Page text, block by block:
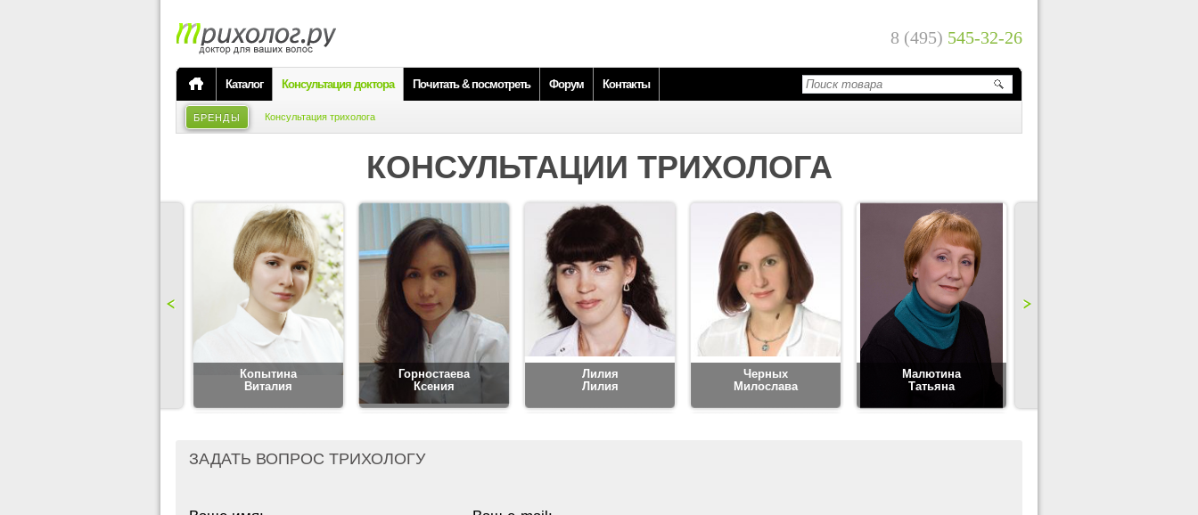
8 (495) 545-32-26
Каталог Консультация доктора Почитать & посмотреть Форум Контакты
БРЕНДЫ Консультация трихолога
КОНСУЛЬТАЦИИ ТРИХОЛОГА
Копытина
Виталия
Горностаева
Ксения
Лилия
Лилия
Черных
Милослава
Малютина
Татьяна
ЗАДАТЬ ВОПРОС ТРИХОЛОГУ